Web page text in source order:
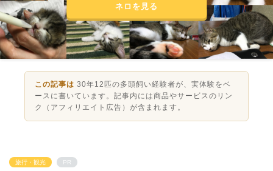
ネロを見る
この記事は 30年12匹の多頭飼い経験者が、実体験をベ
ースに書いています。記事内には商品やサービスのリン
ク（アフィリエイト広告）が含まれます。
旅行・観光 PR